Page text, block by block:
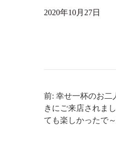
2020年10月27日
前: 幸せ一杯のお二
きにご来店されま
ても楽しかったで